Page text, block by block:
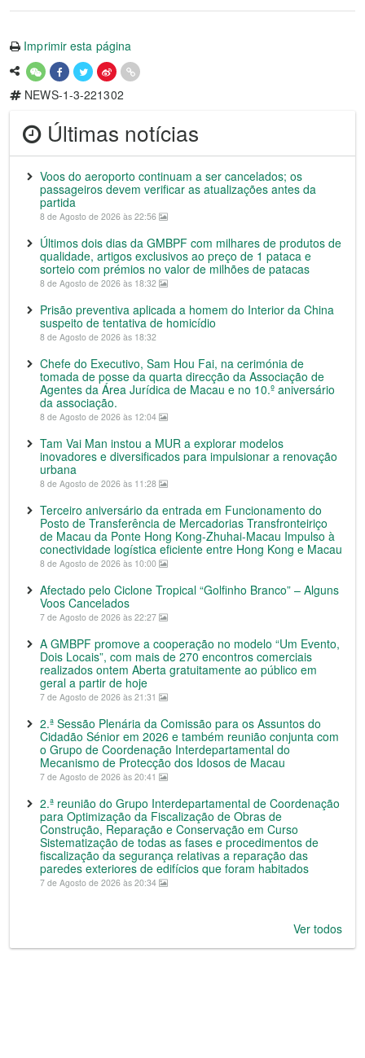
Imprimir esta página
NEWS-1-3-221302
Últimas notícias
Voos do aeroporto continuam a ser cancelados; os
passageiros devem verificar as atualizações antes da
partida
8 de Agosto de 2026 às 22:56
Últimos dois dias da GMBPF com milhares de produtos de
qualidade, artigos exclusivos ao preço de 1 pataca e
sorteio com prémios no valor de milhões de patacas
8 de Agosto de 2026 às 18:32
Prisão preventiva aplicada a homem do Interior da China
suspeito de tentativa de homicídio
8 de Agosto de 2026 às 18:32
Chefe do Executivo, Sam Hou Fai, na cerimónia de
tomada de posse da quarta direcção da Associação de
Agentes da Área Jurídica de Macau e no 10.º aniversário
da associação.
8 de Agosto de 2026 às 12:04
Tam Vai Man instou a MUR a explorar modelos
inovadores e diversificados para impulsionar a renovação
urbana
8 de Agosto de 2026 às 11:28
Terceiro aniversário da entrada em Funcionamento do
Posto de Transferência de Mercadorias Transfronteiriço
de Macau da Ponte Hong Kong-Zhuhai-Macau Impulso à
conectividade logística eficiente entre Hong Kong e Macau
8 de Agosto de 2026 às 10:00
Afectado pelo Ciclone Tropical “Golfinho Branco” – Alguns
Voos Cancelados
7 de Agosto de 2026 às 22:27
A GMBPF promove a cooperação no modelo “Um Evento,
Dois Locais”, com mais de 270 encontros comerciais
realizados ontem Aberta gratuitamente ao público em
geral a partir de hoje
7 de Agosto de 2026 às 21:31
2.ª Sessão Plenária da Comissão para os Assuntos do
Cidadão Sénior em 2026 e também reunião conjunta com
o Grupo de Coordenação Interdepartamental do
Mecanismo de Protecção dos Idosos de Macau
7 de Agosto de 2026 às 20:41
2.ª reunião do Grupo Interdepartamental de Coordenação
para Optimização da Fiscalização de Obras de
Construção, Reparação e Conservação em Curso
Sistematização de todas as fases e procedimentos de
fiscalização da segurança relativas a reparação das
paredes exteriores de edifícios que foram habitados
7 de Agosto de 2026 às 20:34
Ver todos